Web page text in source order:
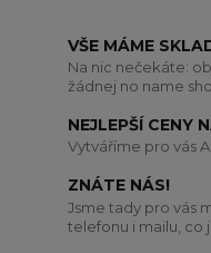
VŠE MÁME
Na nic nečekáte:
žádnej no name
NEJLEPŠÍ CENY
Vytváříme pro vás
ZNÁTE NÁS!
Jsme tady pro vás
telefonu i mailu, co